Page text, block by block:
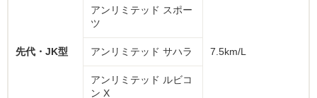
先代・JK型
アンリミテッド スポー
ツ
7.5km/L
アンリミテッド サハラ
アンリミテッド ルビコ
ン X